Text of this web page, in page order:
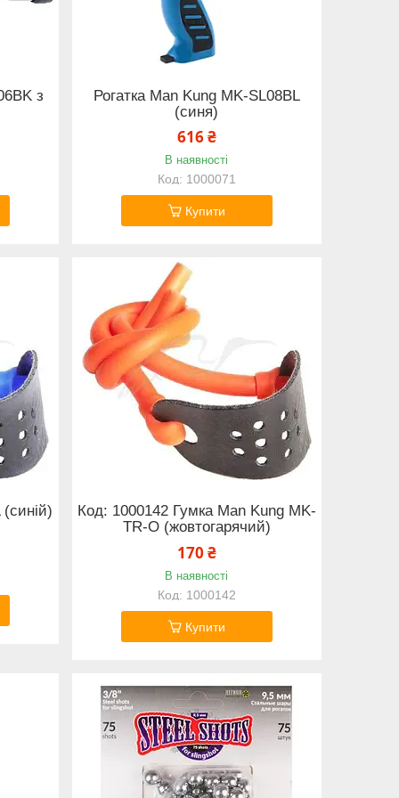
з
Рогатка Man Kung MK-SL08BL
(синя)
616 ₴
В наявності
1000071
Купити
Код: 1000142 Гумка Man Kung MK-
TR-O (жовтогарячий)
170 ₴
В наявності
1000142
Купити